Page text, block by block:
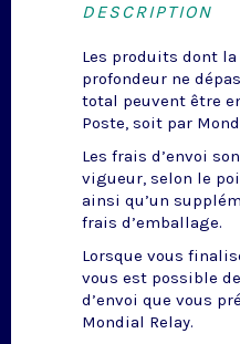
DESCRIPTION
Les produits dont
profondeur ne
total peuvent être
Poste, soit par
Les frais d’envoi
vigueur, selon le
ainsi qu’un
frais d’emballage.
Lorsque vous
vous est possible
d’envoi que vous
Mondial Relay.